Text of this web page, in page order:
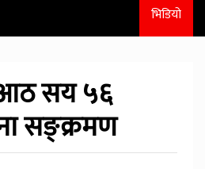
भिडियो
सय ५६
सङ्क्रमण